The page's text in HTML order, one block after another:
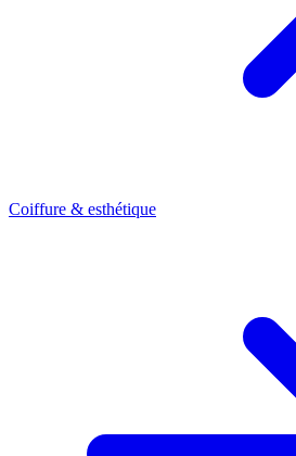
Coiffure & esthétique